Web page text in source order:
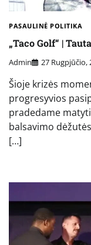
PASAULINĖ POLITIKA
„Taco Golf“ | Tauta
Admin 27 Rugpjūčio,
Šioje krizės
progresyvios
pradedame
balsavimo
[…]